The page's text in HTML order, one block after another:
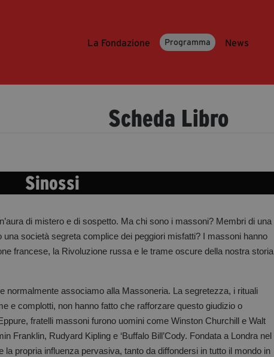
La Fondazione Programma News
Scheda Libro
Sinossi
di mistero e di sospetto. Ma chi sono i massoni? Membri di una
una società segreta complice dei peggiori misfatti? I massoni hanno
francese, la Rivoluzione russa e le trame oscure della nostra storia
normalmente associamo alla Massoneria. La segretezza, i rituali
e complotti, non hanno fatto che rafforzare questo giudizio o
fratelli massoni furono uomini come Winston Churchill e Walt
Franklin, Rudyard Kipling e ‘Buffalo Bill’Cody. Fondata a Londra nel
propria influenza pervasiva, tanto da diffondersi in tutto il mondo in